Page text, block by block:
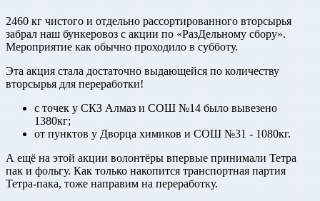
2460 кг чистого и отдельно рассортированного вторсырья
забрал наш бункеровоз с акции по «РазДельному сбору».
Мероприятие как обычно проходило в субботу.
Эта акция стала достаточно выдающейся по количеству
вторсырья для переработки!
с точек у СКЗ Алмаз и СОШ №14 было вывезено
1380кг;
от пунктов у Дворца химиков и СОШ №31 - 1080кг.
А ещё на этой акции волонтёры впервые принимали Тетра
пак и фольгу. Как только накопится транспортная партия
Тетра-пака, тоже направим на переработку.